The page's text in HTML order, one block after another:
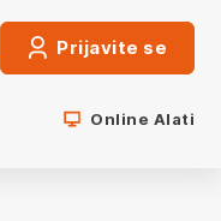
Prijavite se
Online Alati